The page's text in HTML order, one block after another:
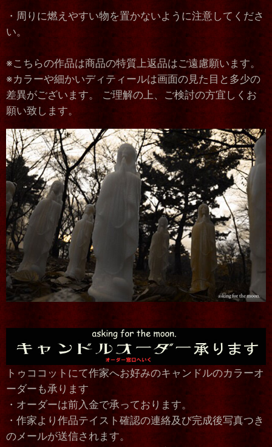
・周りに燃えやすい物を置かないように注意してくださ
い。
※こちらの作品は商品の特質上返品はご遠慮願います。
※カラーや細かいディティールは画面の見た目と多少の
差異がございます。 ご理解の上、ご検討の方宜しくお
願い致します。
トゥココットにて作家へお好みのキャンドルのカラーオ
ーダーも承ります
・オーダーは前入金で承っております。
・作家より作品テイスト確認の連絡及び完成後写真つき
のメールが送信されます。